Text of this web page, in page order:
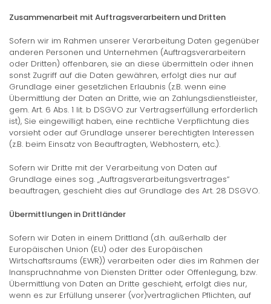
Zusammenarbeit mit Auftragsverarbeitern und Dritten
Sofern wir im Rahmen unserer Verarbeitung Daten gegenüber
anderen Personen und Unternehmen (Auftragsverarbeitern
oder Dritten) offenbaren, sie an diese übermitteln oder ihnen
sonst Zugriff auf die Daten gewähren, erfolgt dies nur auf
Grundlage einer gesetzlichen Erlaubnis (z.B. wenn eine
Übermittlung der Daten an Dritte, wie an Zahlungsdienstleister,
gem. Art. 6 Abs. 1 lit. b DSGVO zur Vertragserfüllung erforderlich
ist), Sie eingewilligt haben, eine rechtliche Verpflichtung dies
vorsieht oder auf Grundlage unserer berechtigten Interessen
(z.B. beim Einsatz von Beauftragten, Webhostern, etc.).
Sofern wir Dritte mit der Verarbeitung von Daten auf
Grundlage eines sog. „Auftragsverarbeitungsvertrages“
beauftragen, geschieht dies auf Grundlage des Art. 28 DSGVO.
Übermittlungen in Drittländer
Sofern wir Daten in einem Drittland (d.h. außerhalb der
Europäischen Union (EU) oder des Europäischen
Wirtschaftsraums (EWR)) verarbeiten oder dies im Rahmen der
Inanspruchnahme von Diensten Dritter oder Offenlegung, bzw.
Übermittlung von Daten an Dritte geschieht, erfolgt dies nur,
wenn es zur Erfüllung unserer (vor)vertraglichen Pflichten, auf